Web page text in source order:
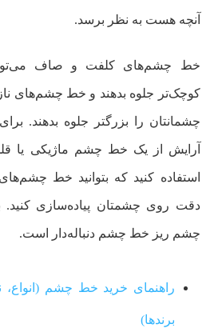
آنچه هست به نظر برسد.
خط چشم‌های کلفت و صاف
کوچک‌تر جلوه بدهند و خط چشم‌های
چشمانتان را بزرگتر جلوه بدهند.
آرایش از یک خط چشم ماژیکی یا
استفاده کنید که بتوانید خط
دقت روی چشمتان پیاده‌سازی
چشم ریز خط چشم دنباله‌دار است.
راهنمای خرید خط چشم
برندها)